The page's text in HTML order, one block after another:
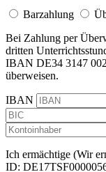
Barzahlung
Bei Zahlung per
dritten
IBAN DE34 3147
überweisen.
IBAN
Ich ermächtige (Wir
ID: